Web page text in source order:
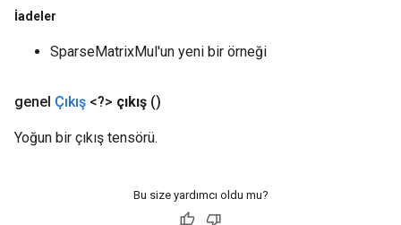
İadeler
SparseMatrixMul'un yeni bir örneği
genel Çıkış <?> çıkış ()
Yoğun bir çıkış tensörü.
Bu size yardımcı oldu mu?